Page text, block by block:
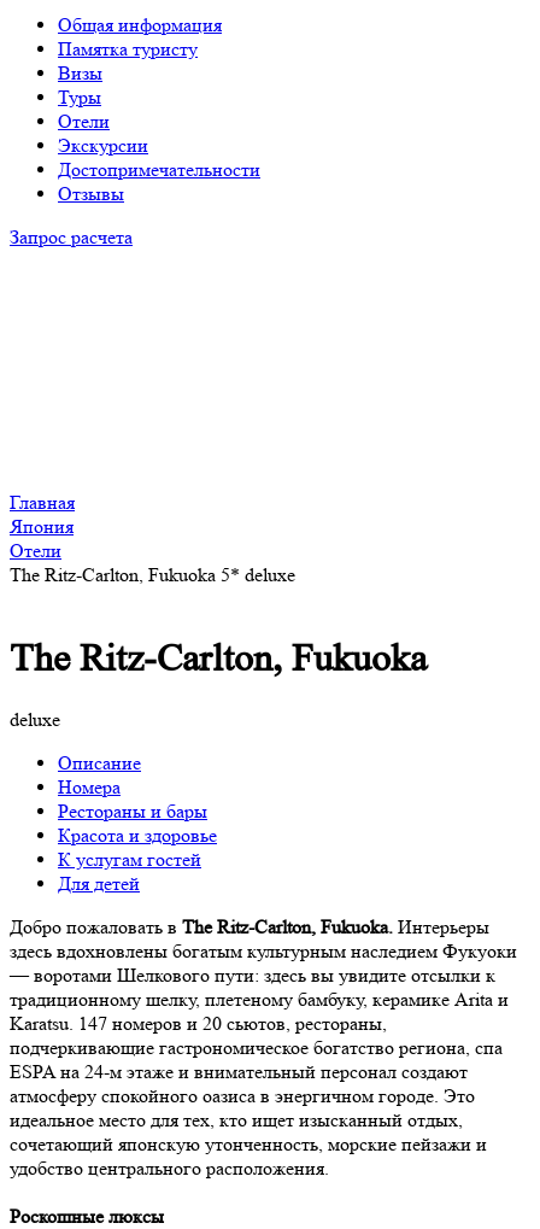
Общая информация
Памятка туристу
Визы
Туры
Отели
Экскурсии
Достопримечательности
Отзывы
Запрос расчета
Главная
Япония
Отели
The Ritz-Carlton, Fukuoka 5* deluxe
The Ritz-Carlton, Fukuoka
deluxe
Описание
Номера
Рестораны и бары
Красота и здоровье
К услугам гостей
Для детей
Добро пожаловать в The Ritz-Carlton, Fukuoka. Интерьеры
здесь вдохновлены богатым культурным наследием Фукуоки
— воротами Шелкового пути: здесь вы увидите отсылки к
традиционному шелку, плетеному бамбуку, керамике Arita и
Karatsu. 147 номеров и 20 сьютов, рестораны,
подчеркивающие гастрономическое богатство региона, спа
ESPA на 24-м этаже и внимательный персонал создают
атмосферу спокойного оазиса в энергичном городе. Это
идеальное место для тех, кто ищет изысканный отдых,
сочетающий японскую утонченность, морские пейзажи и
удобство центрального расположения.
Роскошные люксы